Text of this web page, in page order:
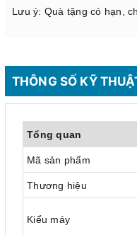
Lưu ý: Quà tặng có hạn,
THÔNG SỐ KỸ
Tổng quan
Mã sản phẩm
Thương hiệu
Kiểu máy